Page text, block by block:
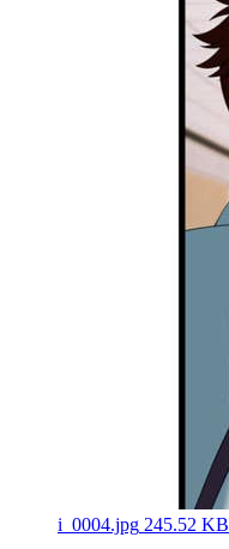
i_0004.jpg 245.52 KB